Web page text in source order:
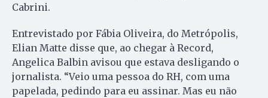
Cabrini.
Entrevistado por Fábia Oliveira, do Metrópolis,
Elian Matte disse que, ao chegar à Record,
Angelica Balbin avisou que estava desligando o
jornalista. “Veio uma pessoa do RH, com uma
papelada, pedindo para eu assinar. Mas eu não